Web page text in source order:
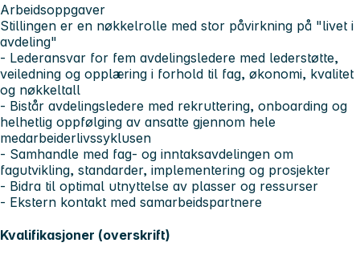
Arbeidsoppgaver
Stillingen er en nøkkelrolle med stor påvirkning på "livet i
avdeling"
- Lederansvar for fem avdelingsledere med lederstøtte,
veiledning og opplæring i forhold til fag, økonomi, kvalitet
og nøkkeltall
- Bistår avdelingsledere med rekruttering, onboarding og
helhetlig oppfølging av ansatte gjennom hele
medarbeiderlivssyklusen
- Samhandle med fag- og inntaksavdelingen om
fagutvikling, standarder, implementering og prosjekter
- Bidra til optimal utnyttelse av plasser og ressurser
- Ekstern kontakt med samarbeidspartnere
Kvalifikasjoner (overskrift)